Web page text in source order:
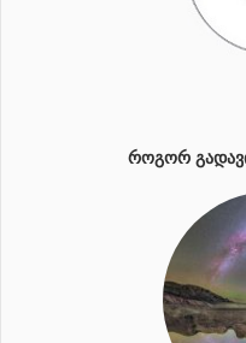
ᲠᲝᲒᲝᲠ